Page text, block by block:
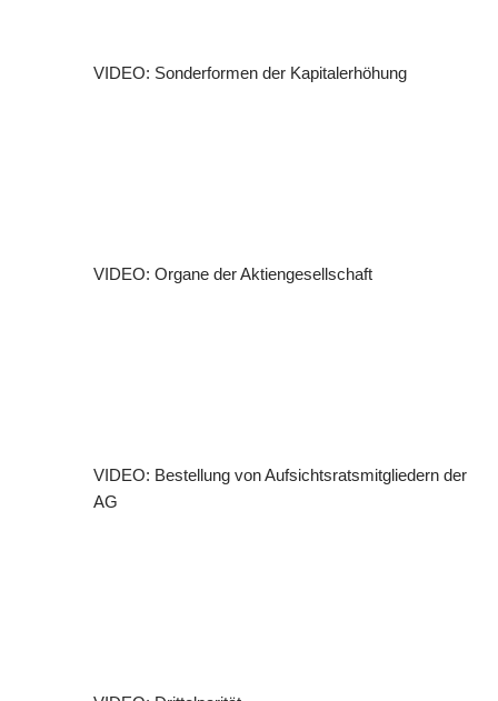
VIDEO: Sonderformen der Kapitalerhöhung
VIDEO: Organe der Aktiengesellschaft
VIDEO: Bestellung von Aufsichtsratsmitgliedern der
AG